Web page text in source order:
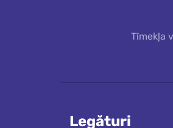
Tīmekļa
Legături